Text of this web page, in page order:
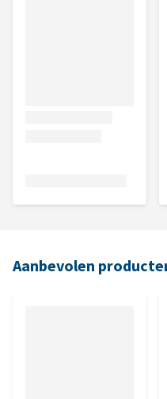
Aanbevolen